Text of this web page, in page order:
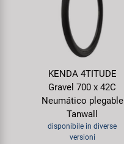
KENDA 4TITUDE
Gravel 700 x 42C
Neumático plegable
Tanwall
disponibile in diverse
versioni